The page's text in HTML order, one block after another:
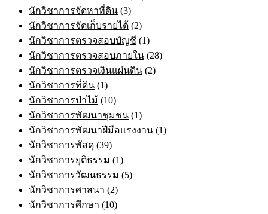
นักวิชาการจัดหาที่ดิน (3)
นักวิชาการจัดเก็บรายได้ (2)
นักวิชาการตรวจสอบบัญชี (1)
นักวิชาการตรวจสอบภายใน (28)
นักวิชาการตรวจเงินแผ่นดิน (2)
นักวิชาการที่ดิน (1)
นักวิชาการป่าไม้ (10)
นักวิชาการพัฒนาชุมชน (1)
นักวิชาการพัฒนาฝีมือแรงงาน (1)
นักวิชาการพัสดุ (39)
นักวิชาการยุติธรรม (1)
นักวิชาการวัฒนธรรม (5)
นักวิชาการศาสนา (2)
นักวิชาการศึกษา (10)